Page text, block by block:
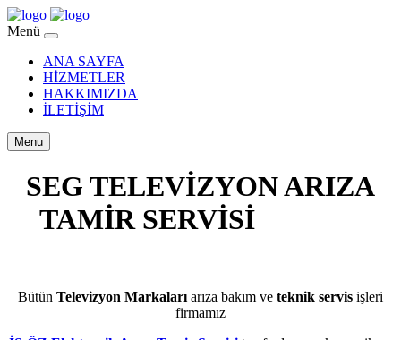
Menü
ANA SAYFA
HİZMETLER
HAKKIMIZDA
İLETİŞİM
Menu
SEG TELEVİZYON ARIZA
TAMİR SERVİSİ
Bütün Televizyon Markaları arıza bakım ve teknik servis işleri
firmamız